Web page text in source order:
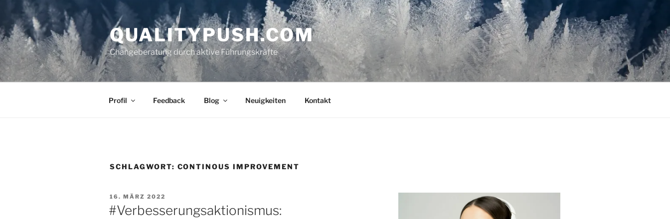
Inhalt
springen
QUALITYPUSH.COM
Changeberatung durch aktive Führungskräfte
Profil Feedback Blog Neuigkeiten Kontakt
SCHLAGWORT: CONTINOUS IMPROVEMENT
VERÖFFENTLICHT
AM
16. MÄRZ 2022
#Verbesserungsaktionismus: